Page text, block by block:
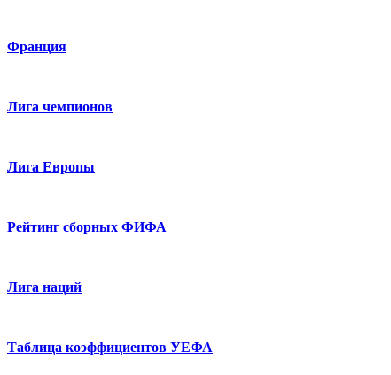
Франция
Лига чемпионов
Лига Европы
Рейтинг сборных ФИФА
Лига наций
Таблица коэффициентов УЕФА